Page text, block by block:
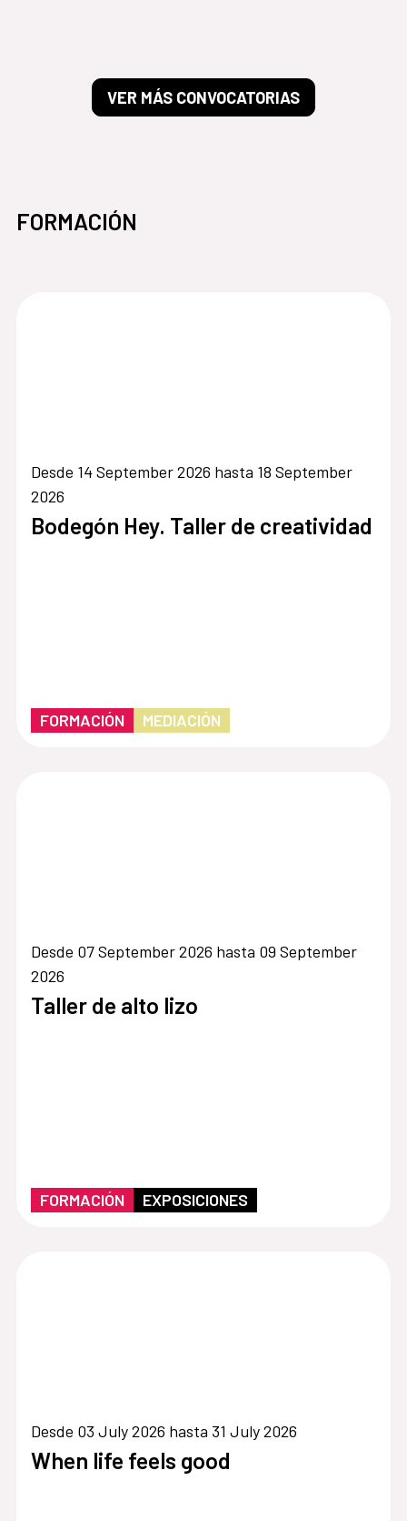
VER MÁS CONVOCATORIAS
FORMACIÓN
Desde 14 September 2026 hasta 18 September
2026
Bodegón Hey. Taller de creatividad
FORMACIÓN MEDIACIÓN
Desde 07 September 2026 hasta 09 September
2026
Taller de alto lizo
FORMACIÓN EXPOSICIONES
Desde 03 July 2026 hasta 31 July 2026
When life feels good